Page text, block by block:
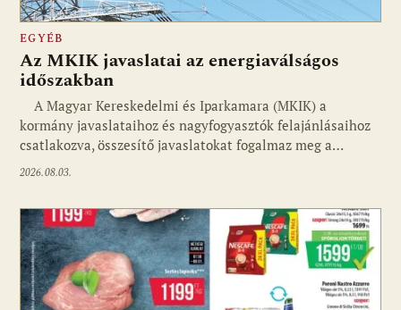
EGYÉB
Az MKIK javaslatai az energiaválságos
időszakban
A Magyar Kereskedelmi és Iparkamara (MKIK) a
kormány javaslataihoz és nagyfogyasztók felajánlásaihoz
csatlakozva, összesítő javaslatokat fogalmaz meg a…
2026.08.03.